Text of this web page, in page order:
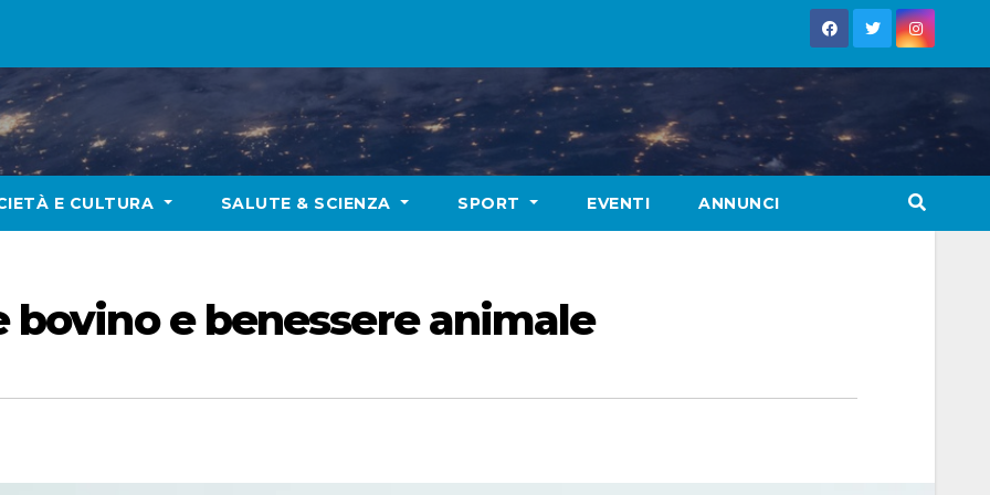
E CULTURA SALUTE & SCIENZA SPORT EVENTI ANNUNCI
e benessere animale